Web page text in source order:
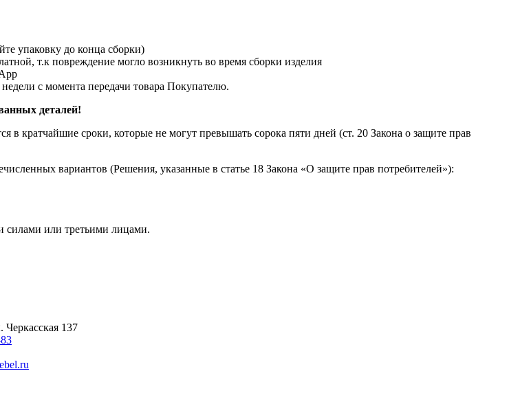
упаковку до конца сборки)
т.к повреждение могло возникнуть во время сборки изделия
с момента передачи товара Покупателю.
деталей!
в кратчайшие сроки, которые не могут превышать сорока пяти дней (ст. 20 Закона о защите прав
вариантов (Решения, указанные в статье 18 Закона «О защите прав потребителей»):
силами или третьими лицами.
Черкасская 137